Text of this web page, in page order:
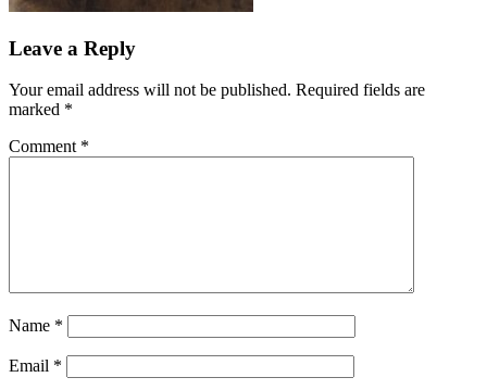
Leave a Reply
Your email address will not be published. Required fields are
marked *
Comment *
Name *
Email *